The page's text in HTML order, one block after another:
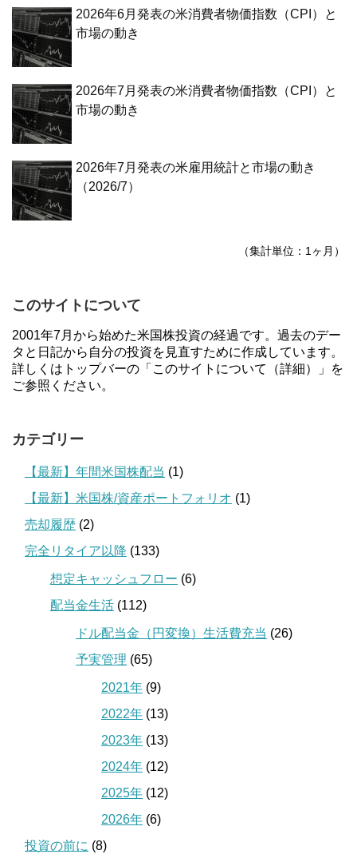
2026年6月発表の米消費者物価指数（CPI）と
市場の動き
2026年7月発表の米消費者物価指数（CPI）と
市場の動き
2026年7月発表の米雇用統計と市場の動き
（2026/7）
（集計単位：1ヶ月）
このサイトについて
2001年7月から始めた米国株投資の経過です。過去のデー
タと日記から自分の投資を見直すために作成しています。
詳しくはトップバーの「このサイトについて（詳細）」を
ご参照ください。
カテゴリー
【最新】年間米国株配当 (1)
【最新】米国株/資産ポートフォリオ (1)
売却履歴 (2)
完全リタイア以降 (133)
想定キャッシュフロー (6)
配当金生活 (112)
ドル配当金（円変換）生活費充当 (26)
予実管理 (65)
2021年 (9)
2022年 (13)
2023年 (13)
2024年 (12)
2025年 (12)
2026年 (6)
投資の前に (8)